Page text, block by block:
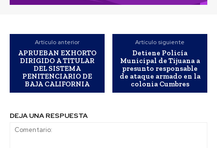
Artículo anterior
APRUEBAN EXHORTO
DIRIGIDO A TITULAR
DEL SISTEMA
PENITENCIARIO DE
BAJA CALIFORNIA
Artículo siguiente
Detiene Policía
Municipal de Tijuana a
presunto responsable
de ataque armado en la
colonia Cumbres
DEJA UNA RESPUESTA